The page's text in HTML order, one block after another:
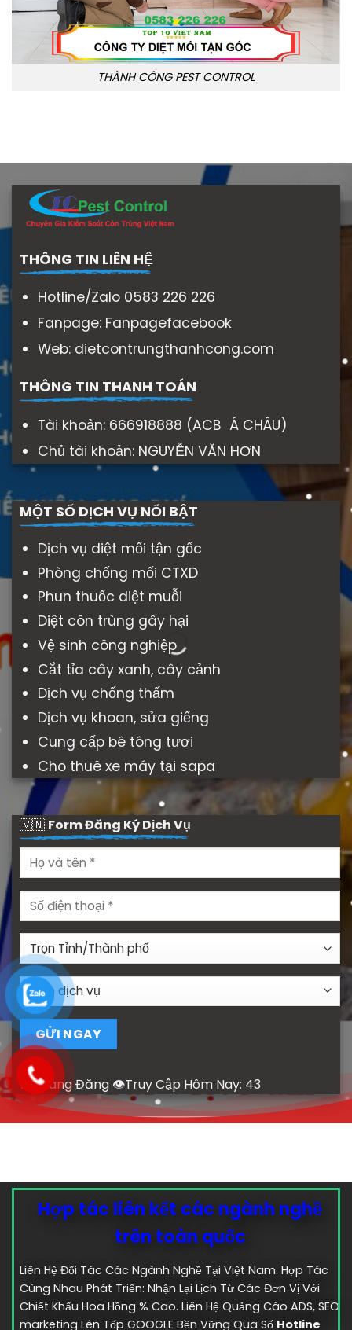
THÀNH CÔNG PEST CONTROL
THÔNG TIN LIÊN HỆ
Hotline/Zalo 0583 226 226
Fanpage: Fanpagefacebook
Web: dietcontrungthanhcong.com
THÔNG TIN THANH TOÁN
Tài khoản: 666918888 (ACB Á CHÂU)
Chủ tài khoản: NGUYỄN VĂN HƠN
MỘT SỐ DỊCH VỤ NỔI BẬT
Dịch vụ diệt mối tận gốc
Phòng chống mối CTXD
Phun thuốc diệt muỗi
Diệt côn trùng gây hại
Vệ sinh công nghiệp
Cắt tỉa cây xanh, cây cảnh
Dịch vụ chống thấm
Dịch vụ khoan, sửa giếng
Cung cấp bê tông tươi
Cho thuê xe máy tại sapa
🇻🇳 Form Đăng Ký Dịch Vụ
👤Hoàng Đăng 👁Truy Cập Hôm Nay: 43
Hợp tác liên kết các ngành nghề
trên toàn quốc
Liên Hệ Đối Tác Các Ngành Nghề Tại Việt Nam. Hợp Tác
Cùng Nhau Phát Triển: Nhận Lại Lịch Từ Các Đơn Vị Với
Chiết Khấu Hoa Hồng % Cao. Liên Hệ Quảng Cáo ADS, SEO
marketing Lên Tốp GOOGLE Bền Vững Qua Số Hotline